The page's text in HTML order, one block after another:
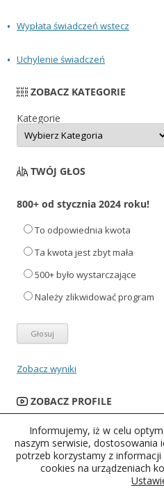
Wypłata świadczeń wstecz
Uchylenie świadczeń
ZOBACZ KATEGORIE
Kategorie
TWÓJ GŁOS
800+ od stycznia 2024 roku!
To odpowiednia kwota
Ta kwota jest zbyt mała
500+ było wystarczające
Należy zlikwidować program
Zobacz wyniki
ZOBACZ PROFILE
Informujemy, iż w celu
naszym serwisie, dostosowania
potrzeb korzystamy z
cookies na urządzeniach